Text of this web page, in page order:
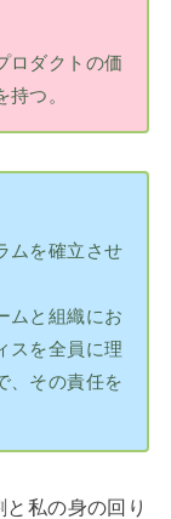
ロダクトの価
つ。
ムを確立させ
ムと組織にお
スを全員に理
、その責任を
私の身の回り